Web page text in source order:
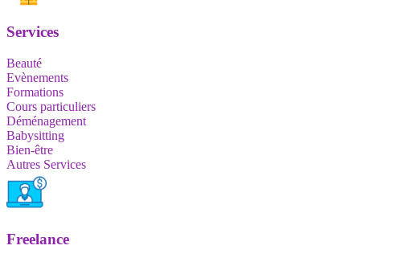
Services
Beauté
Evènements
Formations
Cours particuliers
Déménagement
Babysitting
Bien-être
Autres Services
Freelance